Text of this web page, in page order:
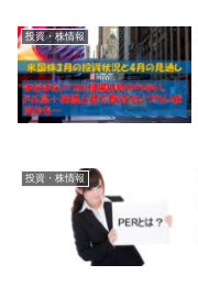
投資・株情報
投資・株情報